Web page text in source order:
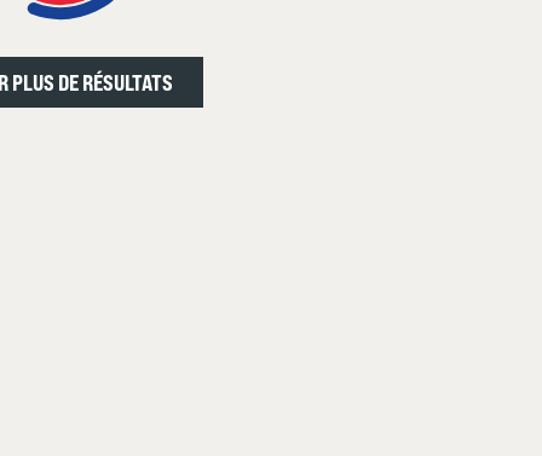
PLUS DE RÉSULTATS